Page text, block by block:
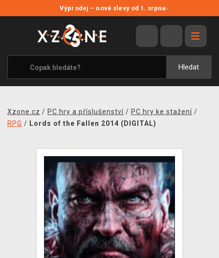
Výprodej – nové slevy od 1. srpna›
Hledat
VÝPRODEJ
VIDEOHRY
XZONE ORIGINALS
TÉMATIKY
MERCHANDISE
KONTAKT
PRODEJNY
DOPRAVA
XZONE KLUB
Xzone.cz / PC hry a příslušenství / PC hry ke stažení /
RPG / Lords of the Fallen 2014 (DIGITAL)